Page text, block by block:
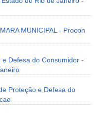
MUNICIPAL - Procon
Defesa do Consumidor -
Proteção e Defesa do